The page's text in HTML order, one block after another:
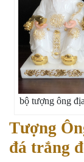
bộ tượng ông
Tượng
đá trắng